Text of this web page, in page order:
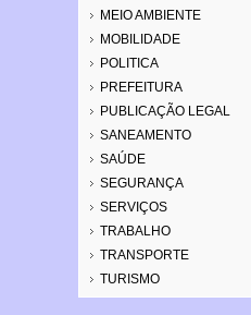
MEIO AMBIENTE
MOBILIDADE
POLITICA
PREFEITURA
PUBLICAÇÃO LEGAL
SANEAMENTO
SAÚDE
SEGURANÇA
SERVIÇOS
TRABALHO
TRANSPORTE
TURISMO